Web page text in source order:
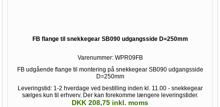
FB flange til snekkegear SB090 udgangsside D=250mm
Varenummer: WPR09FB
FB udgående flange til montering på snekkegear SB090 udgangsside
D=250mm
Leveringstid: 1-2 hverdage ved bestilling inden kl. 11.00 - snekkegear
sælges kun til erhverv. Der kan forekomme længere leveringstider.
DKK 208,75 inkl. moms